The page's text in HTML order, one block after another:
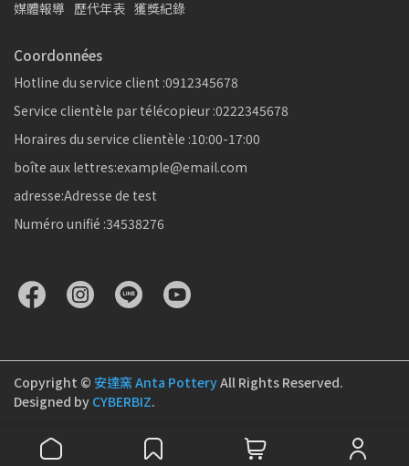
媒體報導 歷代年表 獲獎紀錄
Coordonnées
Hotline du service client :0912345678
Service clientèle par télécopieur :0222345678
Horaires du service clientèle :10:00-17:00
boîte aux lettres:example@email.com
adresse:Adresse de test
Numéro unifié :34538276
Copyright © 安達窯 Anta PotteryAll Rights Reserved.
Designed by CYBERBIZ.